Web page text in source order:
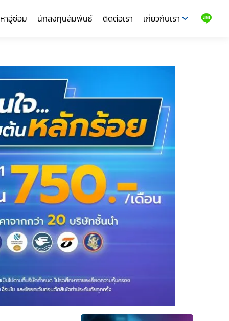
าอู่ซ่อม นักลงทุนสัมพันธ์ ติดต่อเรา
เกี่ยวกับเรา